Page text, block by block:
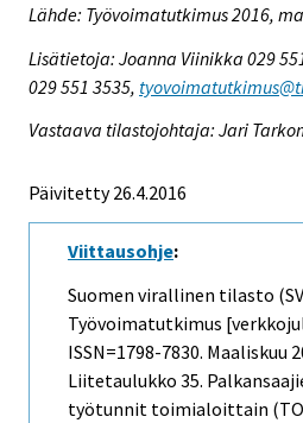
Lähde: Työvoimatutkimus 2016,
Lisätietoja: Joanna Viinikka 029
029 551 3535,
Vastaava tilastojohtaja: Jari
Päivitetty 26.4.2016
Viittausohje:
Suomen virallinen tilasto
Työvoimatutkimus
ISSN=1798-7830. Maaliskuu
Liitetaulukko 35.
työtunnit toimialoittain